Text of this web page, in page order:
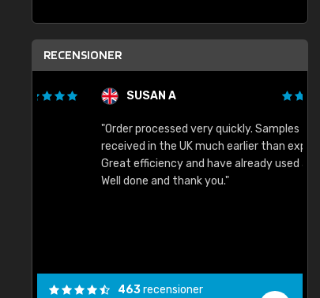
RECENSIONER
SUSAN A
"Order processed very quickly. Samples
received in the UK much earlier than expected.
Great efficiency and have already used again.
Well done and thank you."
463recensioner